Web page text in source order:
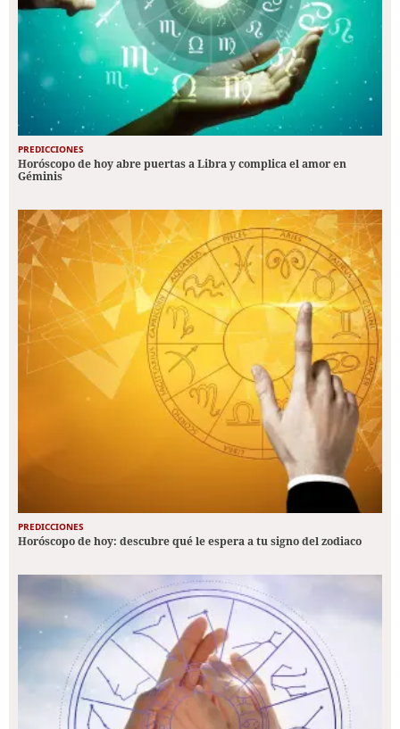
PREDICCIONES
Horóscopo de hoy abre puertas a Libra y complica el amor en
Géminis
PREDICCIONES
Horóscopo de hoy: descubre qué le espera a tu signo del zodiaco